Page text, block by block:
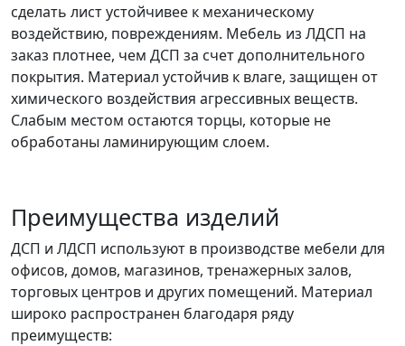
сделать лист устойчивее к механическому
воздействию, повреждениям. Мебель из ЛДСП на
заказ плотнее, чем ДСП за счет дополнительного
покрытия. Материал устойчив к влаге, защищен от
химического воздействия агрессивных веществ.
Слабым местом остаются торцы, которые не
обработаны ламинирующим слоем.
Преимущества изделий
ДСП и ЛДСП используют в производстве мебели для
офисов, домов, магазинов, тренажерных залов,
торговых центров и других помещений. Материал
широко распространен благодаря ряду
преимуществ: